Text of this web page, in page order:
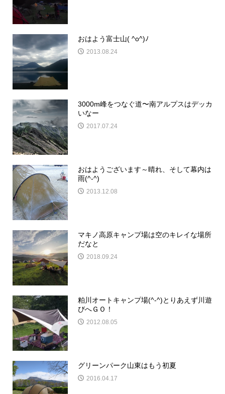
おはよう富士山( ^o^)ﾉ
2013.08.24
3000m峰をつなぐ道〜南アルプスはデッカ
いなー
2017.07.24
おはようございます～晴れ、そして幕内は
雨(^-^)
2013.12.08
マキノ高原キャンプ場は空のキレイな場所
だなと
2018.09.24
粕川オートキャンプ場(^-^)とりあえず川遊
びへＧＯ！
2012.08.05
グリーンパーク山東はもう初夏
2016.04.17